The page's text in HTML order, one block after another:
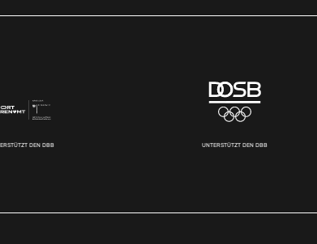
DEN DBB UNTERSTÜTZT DEN DBB